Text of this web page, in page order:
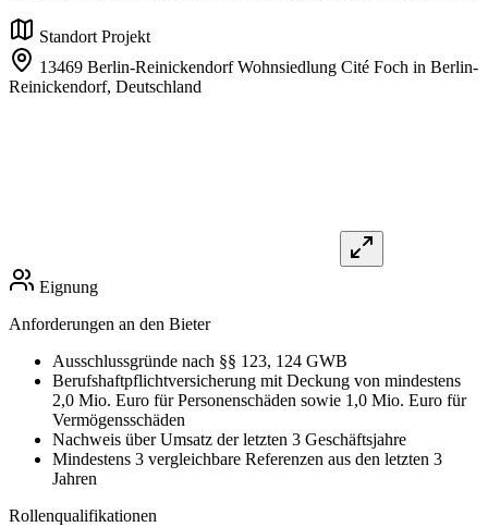
Standort Projekt
13469 Berlin-Reinickendorf Wohnsiedlung Cité Foch in Berlin-
Reinickendorf, Deutschland
Eignung
Anforderungen an den Bieter
Ausschlussgründe nach §§ 123, 124 GWB
Berufshaftpflichtversicherung mit Deckung von mindestens
2,0 Mio. Euro für Personenschäden sowie 1,0 Mio. Euro für
Vermögensschäden
Nachweis über Umsatz der letzten 3 Geschäftsjahre
Mindestens 3 vergleichbare Referenzen aus den letzten 3
Jahren
Rollenqualifikationen